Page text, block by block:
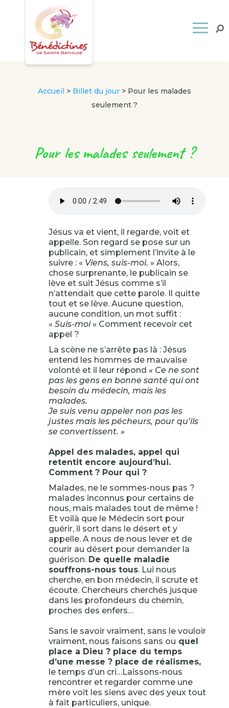
Accueil > Billet du jour> Pour les malades
seulement ?
Pour les malades seulement ?
Jésus va et vient, il regarde, voit et
appelle. Son regard se pose sur un
publicain, et simplement l’invite à le
suivre : « Viens, suis-moi. » Alors,
chose surprenante, le publicain se
lève et suit Jésus comme s’il
n’attendait que cette parole. Il quitte
tout et se lève. Aucune question,
aucune condition, un mot suffit :
« Suis-moi» Comment recevoir cet
appel ?
La scène ne s’arrête pas là : Jésus
entend les hommes de mauvaise
volonté et il leur répond « Ce ne sont
pas les gens en bonne santé qui ont
besoin du médecin, mais les
malades.
Je suis venu appeler non pas les
justes mais les pécheurs, pour qu’ils
se convertissent. »
Appel des malades, appel qui
retentit encore aujourd’hui.
Comment ? Pour qui ?
Malades, ne le sommes-nous pas ?
malades inconnus pour certains de
nous, mais malades tout de même !
Et voilà que le Médecin sort pour
guérir, il sort dans le désert et y
appelle. A nous de nous lever et de
courir au désert pour demander la
guérison. De quelle maladie
souffrons-nous tous. Lui nous
cherche, en bon médecin, il scrute et
écoute. Chercheurs cherchés jusque
dans les profondeurs du chemin,
proches des enfers…
Sans le savoir vraiment, sans le vouloir
vraiment, nous faisons sans ou quel
place a Dieu ? place du temps
d’une messe ? place de réalismes,
le temps d’un cri…Laissons-nous
rencontrer et regarder comme une
mère voit les siens avec des yeux tout
à fait particuliers, unique.